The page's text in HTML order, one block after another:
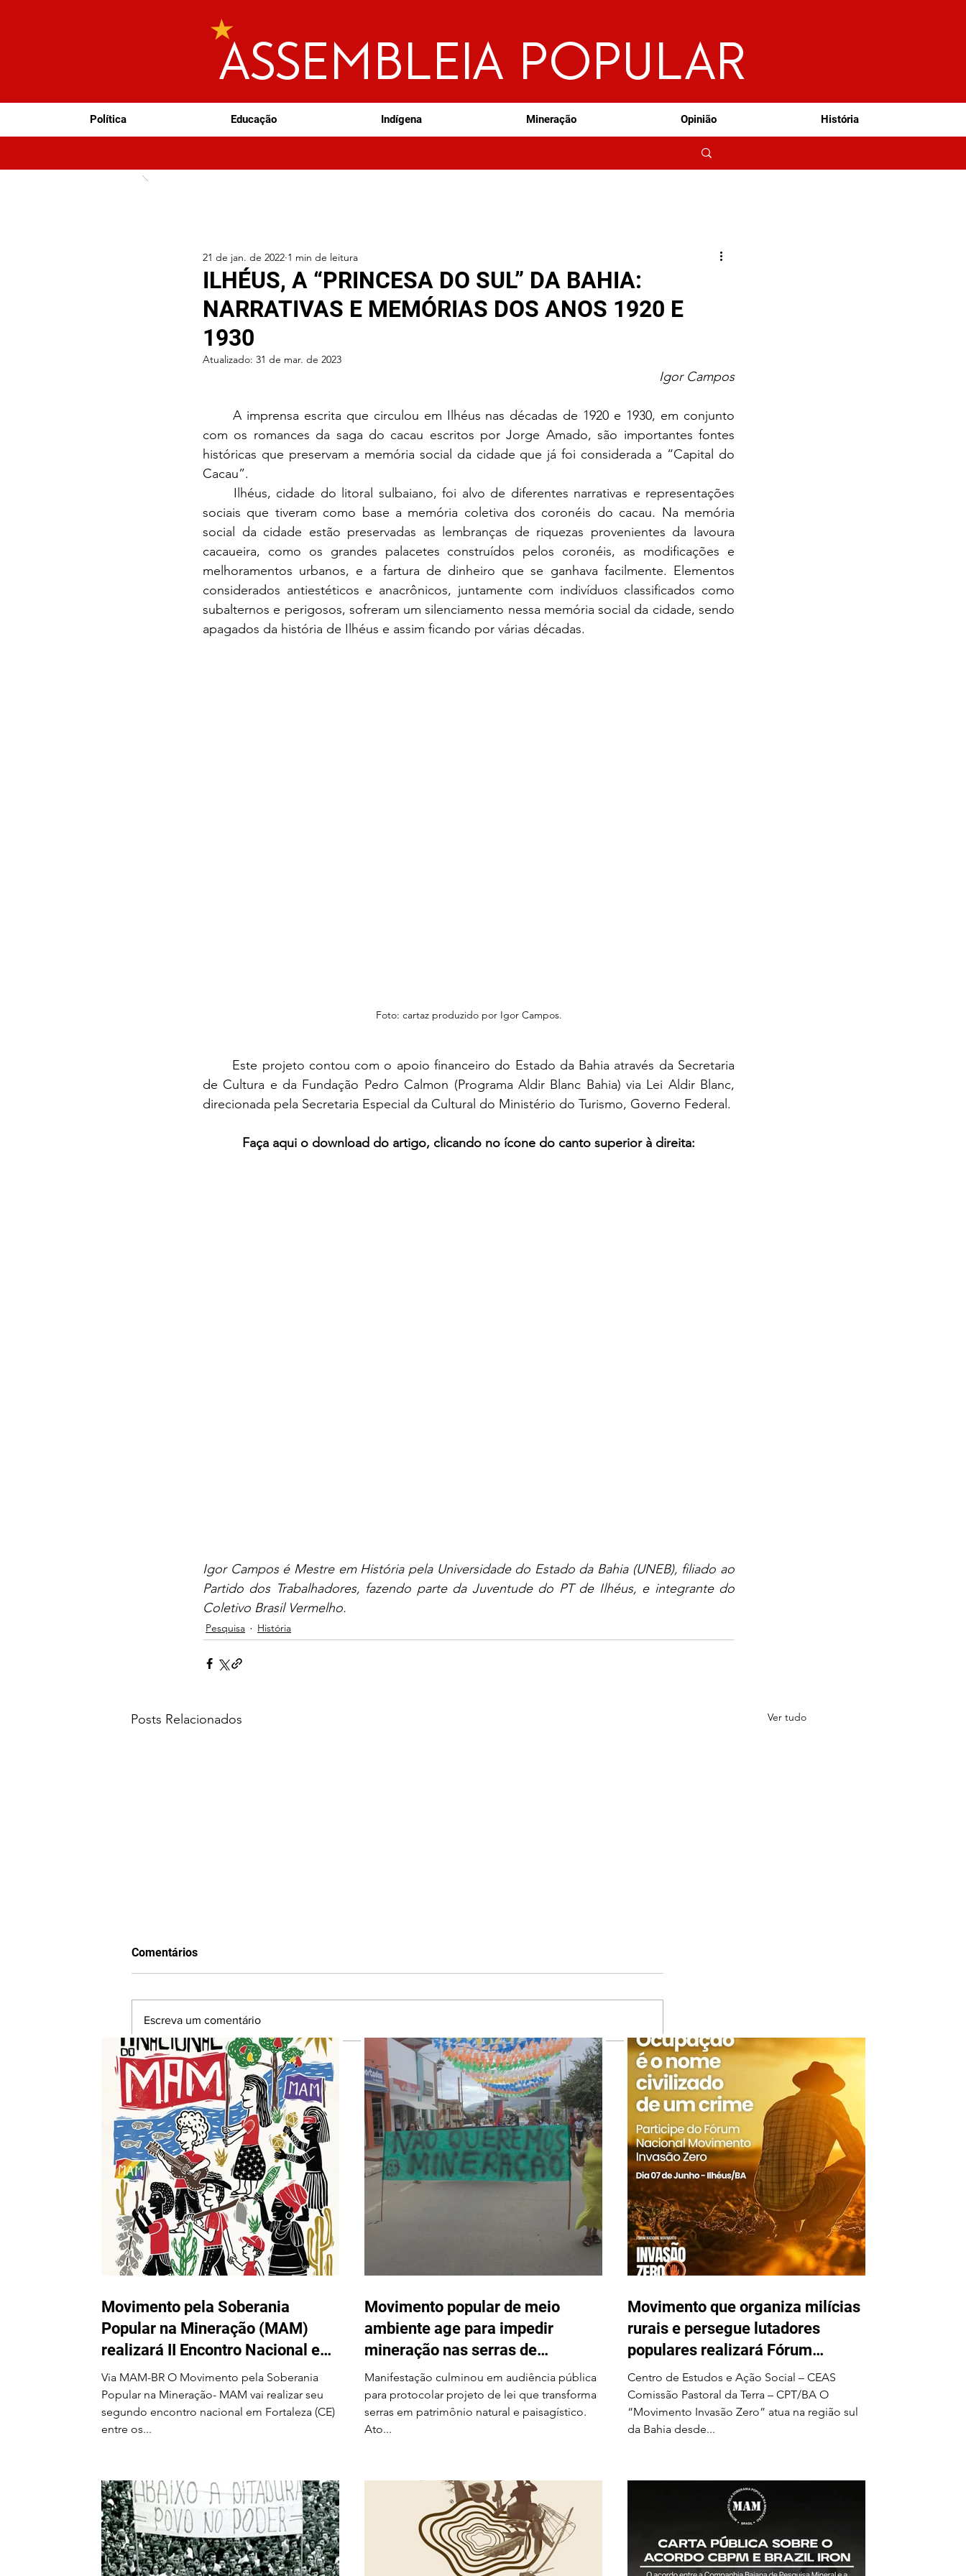
ASSEMBLEIA POPULAR
Política Educação Indígena Mineração Opinião História
ILHÉUS, A “PRINCESA DO SUL” DA BAHIA:
NARRATIVAS E MEMÓRIAS DOS ANOS 1920 E
1930
21 de jan. de 2022 1 min de leitura
Atualizado: 31 de mar. de 2023
Igor Campos
com os romances da saga do cacau escritos por Jorge Amado, são importantes fontes
históricas que preservam a memória social da cidade que já foi considerada a “Capital do
Cacau”.
sociais que tiveram como base a memória coletiva dos coronéis do cacau. Na memória
social da cidade estão preservadas as lembranças de riquezas provenientes da lavoura
cacaueira, como os grandes palacetes construídos pelos coronéis, as modificações e
melhoramentos urbanos, e a fartura de dinheiro que se ganhava facilmente. Elementos
considerados antiestéticos e anacrônicos, juntamente com indivíduos classificados como
subalternos e perigosos, sofreram um silenciamento nessa memória social da cidade, sendo
apagados da história de Ilhéus e assim ficando por várias décadas.
Foto: cartaz produzido por Igor Campos.
de Cultura e da Fundação Pedro Calmon (Programa Aldir Blanc Bahia) via Lei Aldir Blanc,
direcionada pela Secretaria Especial da Cultural do Ministério do Turismo, Governo Federal.
Faça aqui o download do artigo, clicando no ícone do canto superior à direita:
Igor Campos é Mestre em História pela Universidade do Estado da Bahia (UNEB), filiado ao
Partido dos Trabalhadores, fazendo parte da Juventude do PT de Ilhéus, e integrante do
Coletivo Brasil Vermelho.
Pesquisa História
Posts Relacionados Ver tudo
MINERAÇÃO E CONFLITO NO
ALTO SERTÃO DA BAHIA -
PARTE 1: O PROCESSO
HISTÓRICO DA MINERAÇÃO
NO ALTO SERTÃO
POVOS INDÍGENAS E A
DITADURA MILITAR
SEM ANISTIA: DITADURA
NUNCA MAIS
Comentários
Escreva um comentário
Movimento pela Soberania
Popular na Mineração (MAM)
realizará II Encontro Nacional em
Fortaleza-CE entre os dias 24 e
28 de agosto
Via MAM-BR O Movimento pela Soberania
Popular na Mineração- MAM vai realizar seu
segundo encontro nacional em Fortaleza (CE)
entre os...
Movimento popular de meio
ambiente age para impedir
mineração nas serras de
Itarantim
Manifestação culminou em audiência pública
para protocolar projeto de lei que transforma
serras em patrimônio natural e paisagístico.
Ato...
Movimento que organiza milícias
rurais e persegue lutadores
populares realizará Fórum
Nacional em Ilhéus em junho
Centro de Estudos e Ação Social – CEAS
Comissão Pastoral da Terra – CPT/BA O
“Movimento Invasão Zero” atua na região sul
da Bahia desde...